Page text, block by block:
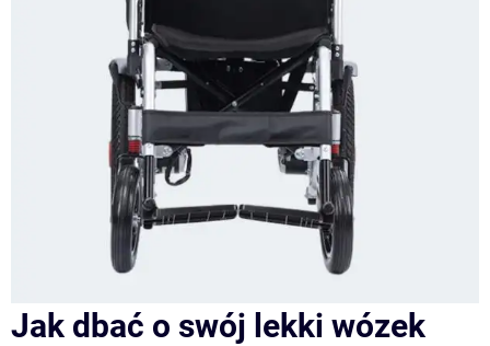
Jak dbać o swój lekki wózek